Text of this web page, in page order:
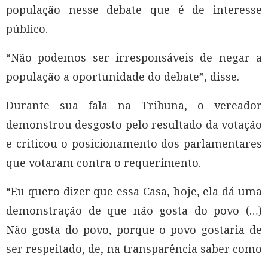
população nesse debate que é de interesse
público.
“Não podemos ser irresponsáveis de negar a
população a oportunidade do debate”, disse.
Durante sua fala na Tribuna, o vereador
demonstrou desgosto pelo resultado da votação
e criticou o posicionamento dos parlamentares
que votaram contra o requerimento.
“Eu quero dizer que essa Casa, hoje, ela dá uma
demonstração de que não gosta do povo (…)
Não gosta do povo, porque o povo gostaria de
ser respeitado, de, na transparência saber como